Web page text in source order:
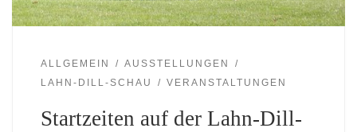
ALLGEMEIN
AUSSTELLUNGEN
LAHN-DILL-SCHAU
VERANSTALTUNGEN
Startzeiten auf der Lahn-Dill-